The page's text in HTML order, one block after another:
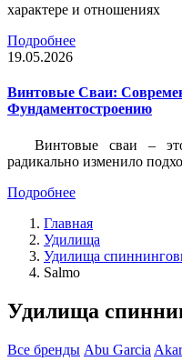
характере и отношениях
Подробнее
19.05.2026
Винтовые Сваи:
Фундаментостроению
Винтовые сваи –
радикально изменило
Подробнее
Главная
Удилища
Удилища
Salmo
Удилища
Все бренды Abu Garcia